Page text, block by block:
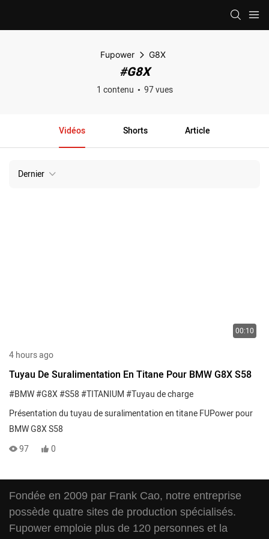
Fupower G8X
#G8X
1 contenu 97 vues
Vidéos Shorts Article
Dernier
00:10
4 hours ago
Tuyau De Suralimentation En Titane Pour BMW G8X S58
#BMW#G8X#S58#TITANIUM#Tuyau de charge
Présentation du tuyau de suralimentation en titane FUPower pour
BMW G8X S58
97
0
Fondée en 2009 par Frank Cao, notre entreprise
possède quatre sites de production spécialisés.
Fupower emploie plus de 120 personnes et la